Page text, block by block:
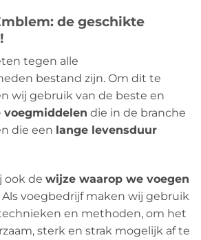
de geschikte
tegen alle
bestand zijn. Om dit te
wij gebruik van de beste en
voegmiddelen die in de branche
die een lange levensduur
ook de wijze waarop we voegen
voegbedrijf maken wij gebruik
en methoden, om het
sterk en strak mogelijk af te